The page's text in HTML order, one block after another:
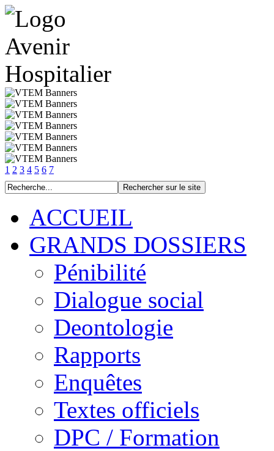
1 2 3 4 5 6 7
ACCUEIL
GRANDS DOSSIERS
Pénibilité
Dialogue social
Deontologie
Rapports
Enquêtes
Textes officiels
DPC / Formation